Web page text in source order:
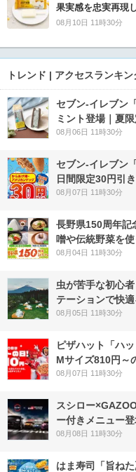
果実感を忠実再現
08月10日 11時30分
トレンド | アクセスランキン
セブン‐イレブン
ミント登場｜夏
08月06日 11時30分
セブン‐イレブン
日間限定30円引
08月07日 11時30分
長野県150周年
噌や伝統野菜を
08月04日 11時30分
虫が苦手な初心
テーションで快
08月05日 11時30分
ピザハット「ハ
Mサイズ810円～
08月07日 11時30分
スシロー
ー付きメニュー
08月08日 11時30分
はま寿司「旨ね